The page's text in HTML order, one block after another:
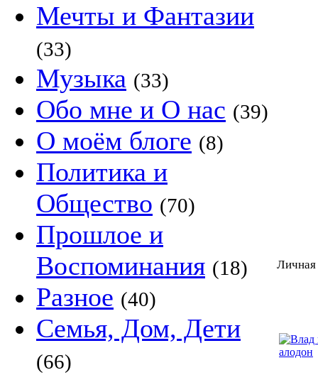
Мечты и Фантазии
(33)
Музыка (33)
Обо мне и О нас (39)
О моём блоге (8)
Политика и
Общество (70)
Прошлое и
Воспоминания (18)
Разное (40)
Семья, Дом, Дети
(66)
Личная